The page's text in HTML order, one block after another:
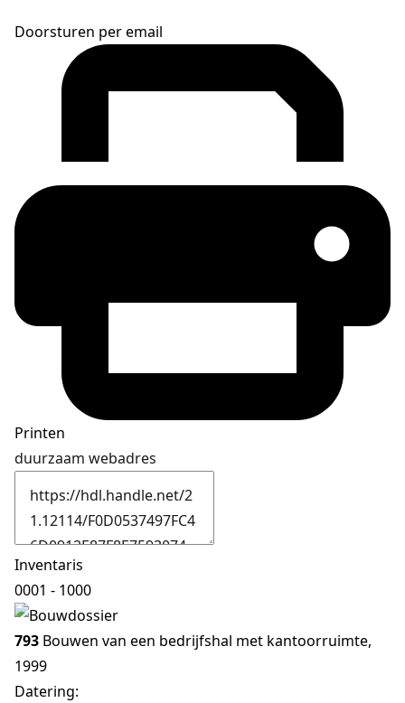
Doorsturen per email
Printen
duurzaam webadres
Inventaris
0001 - 1000
793 Bouwen van een bedrijfshal met kantoorruimte,
1999
Datering: